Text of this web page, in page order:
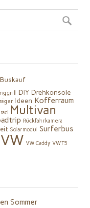
Buskauf
DIY Drehkonsole
Ideen Kofferraum
Multivan
Rückfahrkamera
Solarmodul Surferbus
VW VW Caddy VW T5
Sommer